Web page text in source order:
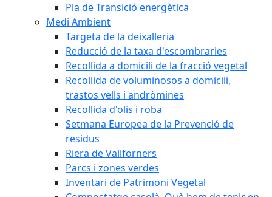
Pla de Transició energètica
Medi Ambient
Targeta de la deixalleria
Reducció de la taxa d'escombraries
Recollida a domicili de la fracció vegetal
Recollida de voluminosos a domicili,
trastos vells i andròmines
Recollida d'olis i roba
Setmana Europea de la Prevenció de
residus
Riera de Vallforners
Parcs i zones verdes
Inventari de Patrimoni Vegetal